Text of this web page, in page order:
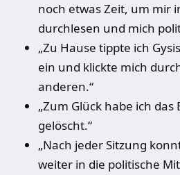
noch etwas Zeit, um mir
durchlesen und mich
„Zu Hause tippte ich
ein und klickte mich
anderen.“
„Zum Glück habe ich
gelöscht.“
„Nach jeder Sitzung
weiter in die politische